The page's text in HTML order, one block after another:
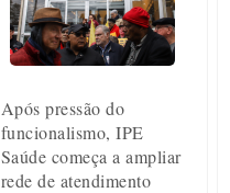
Após pressão do
funcionalismo, IPE
Saúde começa a ampliar
rede de atendimento